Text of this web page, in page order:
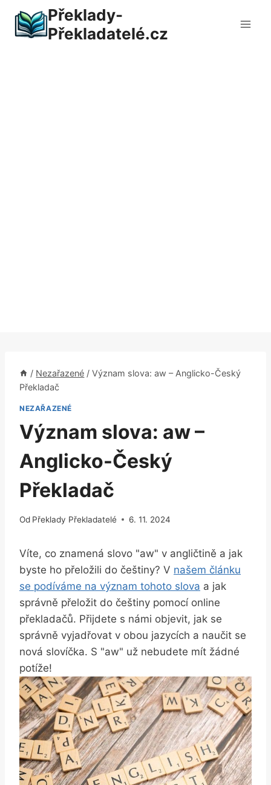
obsah
Překlady-
Překladatelé.cz
/ Nezařazené / Význam slova: aw – Anglicko-Český
Překladač
NEZAŘAZENÉ
Význam slova: aw –
Anglicko-Český
Překladač
Od Překlady Překladatelé 6. 11. 2024
Víte, co znamená slovo "aw" v angličtině a jak
byste ho přeložili do češtiny? V našem článku
se podíváme na význam tohoto slova a jak
správně přeložit do češtiny pomocí online
překladačů. Přijdete s námi objevit, jak se
správně vyjadřovat v obou jazycích a naučit se
nová slovíčka. S "aw" už nebudete mít žádné
potíže!